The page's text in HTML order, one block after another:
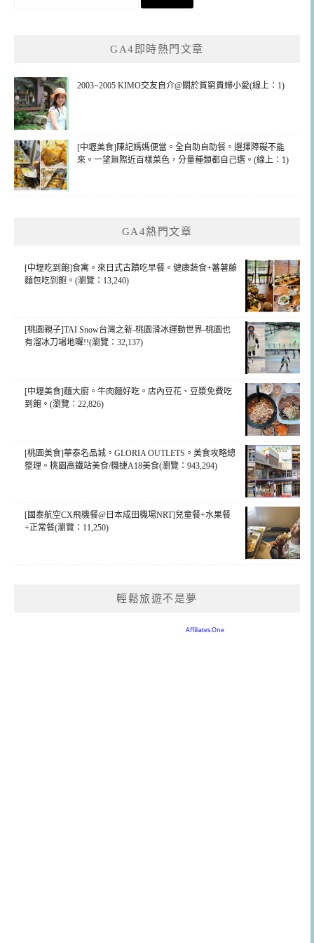
GA4即時熱門文章
2003~2005 KIMO交友自介@關於貧窮貴婦小愛(線上：1)
[中壢美食]陳記媽媽便當。全自助自助餐。選擇障礙不能
來。一望無際近百樣菜色，分量種類都自己選。(線上：1)
GA4熱門文章
[中壢吃到飽]食寓。來日式古蹟吃早餐。健康蔬食+蕃薯藤
麵包吃到飽。(瀏覽：13,240)
[桃園親子]TAI Snow台灣之新-桃園滑冰運動世界-桃園也
有溜冰刀場地囉!!(瀏覽：32,137)
[中壢美食]麵大廚。牛肉麵好吃。店內豆花、豆漿免費吃
到飽。(瀏覽：22,826)
[桃園美食]華泰名品城。GLORIA OUTLETS。美食攻略總
整理。桃園高鐵站美食/機捷A18美食(瀏覽：943,294)
[國泰航空CX飛機餐@日本成田機場NRT]兒童餐+水果餐
+正常餐(瀏覽：11,250)
輕鬆旅遊不是夢